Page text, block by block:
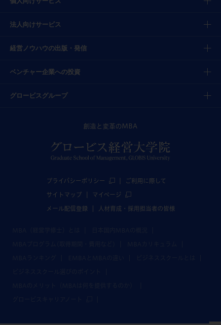
法人向けサービス
経営ノウハウの出版・発信
ベンチャー企業への投資
グロービスグループ
創造と変革のMBA
プライバシーポリシー ご利用に際して
サイトマップ マイページ
メール配信登録 人材育成・採用担当者の皆様